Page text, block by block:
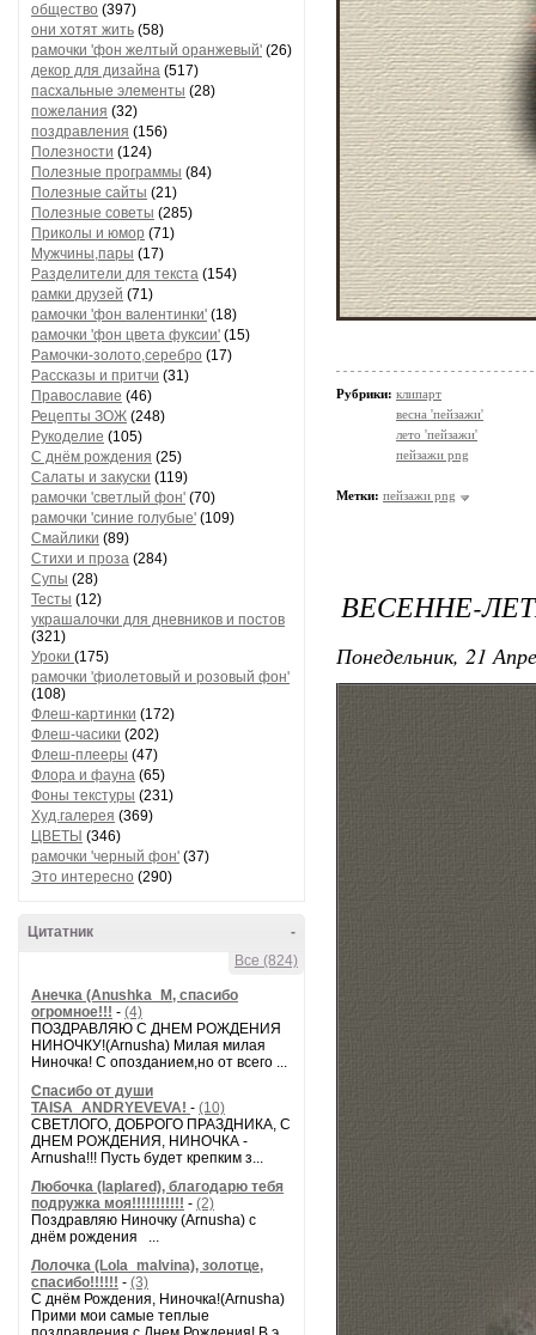
общество (397)
они хотят жить (58)
рамочки 'фон желтый оранжевый' (26)
декор для дизайна (517)
пасхальные элементы (28)
пожелания (32)
поздравления (156)
Полезности (124)
Полезные программы (84)
Полезные сайты (21)
Полезные советы (285)
Приколы и юмор (71)
Мужчины,пары (17)
Разделители для текста (154)
рамки друзей (71)
рамочки 'фон валентинки' (18)
рамочки 'фон цвета фуксии' (15)
Рамочки-золото,серебро (17)
Рассказы и притчи (31)
Православие (46)
Рецепты ЗОЖ (248)
Рукоделие (105)
С днём рождения (25)
Салаты и закуски (119)
рамочки 'светлый фон' (70)
рамочки 'синие голубые' (109)
Смайлики (89)
Стихи и проза (284)
Супы (28)
Тесты (12)
украшалочки для дневников и постов
(321)
Уроки (175)
рамочки 'фиолетовый и розовый фон'
(108)
Флеш-картинки (172)
Флеш-часики (202)
Флеш-плееры (47)
Флора и фауна (65)
Фоны текстуры (231)
Худ.галерея (369)
ЦВЕТЫ (346)
рамочки 'черный фон' (37)
Это интересно (290)
-
Цитатник
Все (824)
Анечка (Anushka_M, спасибо
огромное!!! - (4)
ПОЗДРАВЛЯЮ С ДНЕМ РОЖДЕНИЯ
НИНОЧКУ!(Arnusha) Милая милая
Ниночка! С опозданием,но от всего ...
Спасибо от души
TAISA_ANDRYEVEVA! - (10)
СВЕТЛОГО, ДОБРОГО ПРАЗДНИКА, С
ДНЕМ РОЖДЕНИЯ, НИНОЧКА -
Arnusha!!! Пусть будет крепким з...
Любочка (laplared), благодарю тебя
подружка моя!!!!!!!!!!! - (2)
Поздравляю Ниночку (Arnusha) с
днём рождения ...
Лолочка (Lola_malvina), золотце,
спасибо!!!!!! - (3)
С днём Рождения, Ниночка!(Аrnusha)
Прими мои самые теплые
Рубрики: клипарт
весна 'пейзажи'
лето 'пейзажи'
пейзажи png
Метки: пейзажи png
ВЕСЕННЕ-
Понедельник, 21